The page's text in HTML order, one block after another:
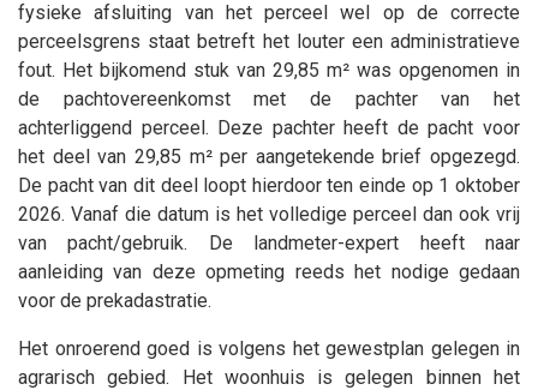
fysieke afsluiting van het perceel wel op de correcte
perceelsgrens staat betreft het louter een administratieve
fout. Het bijkomend stuk van 29,85 m² was opgenomen in
de pachtovereenkomst met de pachter van het
achterliggend perceel. Deze pachter heeft de pacht voor
het deel van 29,85 m² per aangetekende brief opgezegd.
De pacht van dit deel loopt hierdoor ten einde op 1 oktober
2026. Vanaf die datum is het volledige perceel dan ook vrij
van pacht/gebruik. De landmeter-expert heeft naar
aanleiding van deze opmeting reeds het nodige gedaan
voor de prekadastratie.
Het onroerend goed is volgens het gewestplan gelegen in
agrarisch gebied. Het woonhuis is gelegen binnen het